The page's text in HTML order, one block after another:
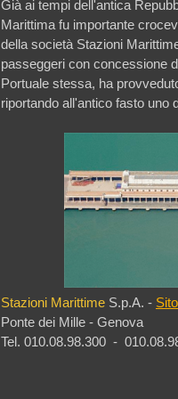
Già ai tempi dell'antica
Marittima fu importante
della società Stazioni
passeggeri con concessione
Portuale stessa, ha
riportando all'antico fasto uno
Stazioni Marittime S.p.A. -
Ponte dei Mille - Genova
Tel. 010.08.98.300 -